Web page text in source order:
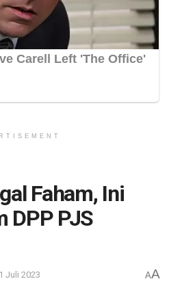
Faham, Ini
DPP PJS
Juli 2023 AA